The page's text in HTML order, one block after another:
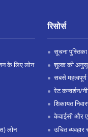
के लिए लोन
लोन
रिसोर्स
सूचना पुस्तिका
शुल्क की
सबसे महत्वपूर्ण
रेट कन्वर्शन/
शिकायत
केवाईसी और
उचित व्यवहार